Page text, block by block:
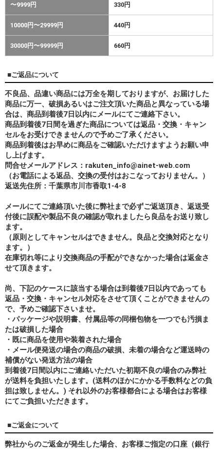
〜9999円 330円
10000円〜29999円 440円
30000円〜99999円 660円
■ご返品について
不良品、品違い商品には万全を期しておりますが、お届けした
商品に万一、破損あるいはご注文頂いた商品と異なっている場
合は、商品到着後7日以内にメールにてご連絡下さい。
商品到着後7日間を過ぎた商品については返品・交換・キャン
セルをお受けできませんので予めご了承ください。
商品到着後はお早めに商品をご確認いただけますようお願い申
し上げます。
問合せメールアドレス：rakuten_info@ainet-web.com
（お電話による返品、交換の受付はおこなっておりません。）
返送先住所：千葉県市川市香取1-4-8
メールにてご連絡頂いた後に弊社まで必ずご返送頂き、返送受
付後に誤配や製品不良の確認が取れましたら良品をお送り致し
ます。
（原則としてキャンセルはできません。良品と交換対応となり
ます。）
在庫切れ等により交換商品の手配ができなかった場合は返金さ
せて頂きます。
尚、下記のケースに該当する場合は到着後7日以内であっても
返品・交換・キャンセル対応をさせて頂くことができませんの
で、予めご確認下さいませ。
・パッケージや説明書、付属品等の同梱包物を一つでも汚損ま
たは破損した場合
・既に商品を使用や装着された場合
・メール便発送の場合の商品の破損、未着の場合など運送時の
補償がない発送方法の場合
到着後7日間以内にご連絡いただいた初期不良の場合のみ弊社
が送料を負担いたします。(送料のほかにかかる手数料などの負
担は致しません。) それ以外のお客様都合による場合はお客様
にてご負担いただきます。
■ご返金について
弊社からのご返金が発生した場合、お客様ご指定の口座（銀行